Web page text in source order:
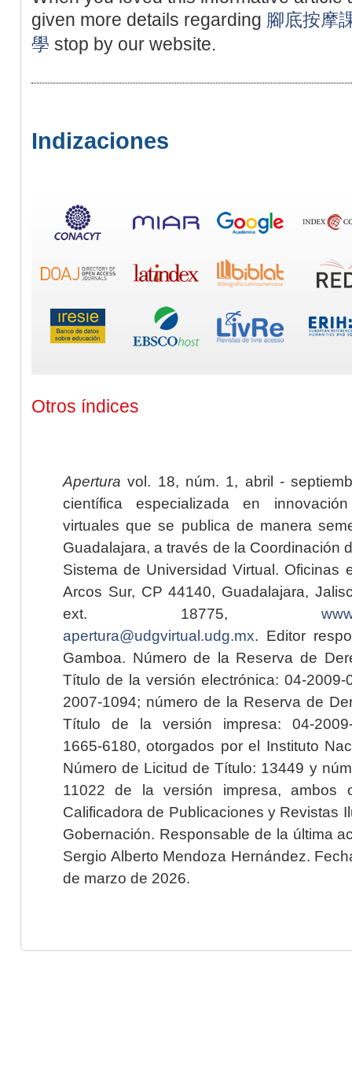
given more details regarding 腳底按摩
學 stop by our website.
Indizaciones
Otros índices
Apertura vol. 18, núm. 1, abril -
científica especializada en
virtuales que se publica de manera
Guadalajara, a través de la Coordinación
Sistema de Universidad Virtual. Oficinas
Arcos Sur, CP 44140, Guadalajara,
ext. 18775,
apertura@udgvirtual.udg.mx. Editor
Gamboa. Número de la Reserva de
Título de la versión electrónica: 04-2009-
2007-1094; número de la Reserva de
Título de la versión impresa: 04-2009-
1665-6180, otorgados por el Instituto
Número de Licitud de Título: 13449 y
11022 de la versión impresa, ambos
Calificadora de Publicaciones y Revistas
Gobernación. Responsable de la última
Sergio Alberto Mendoza Hernández.
de marzo de 2026.